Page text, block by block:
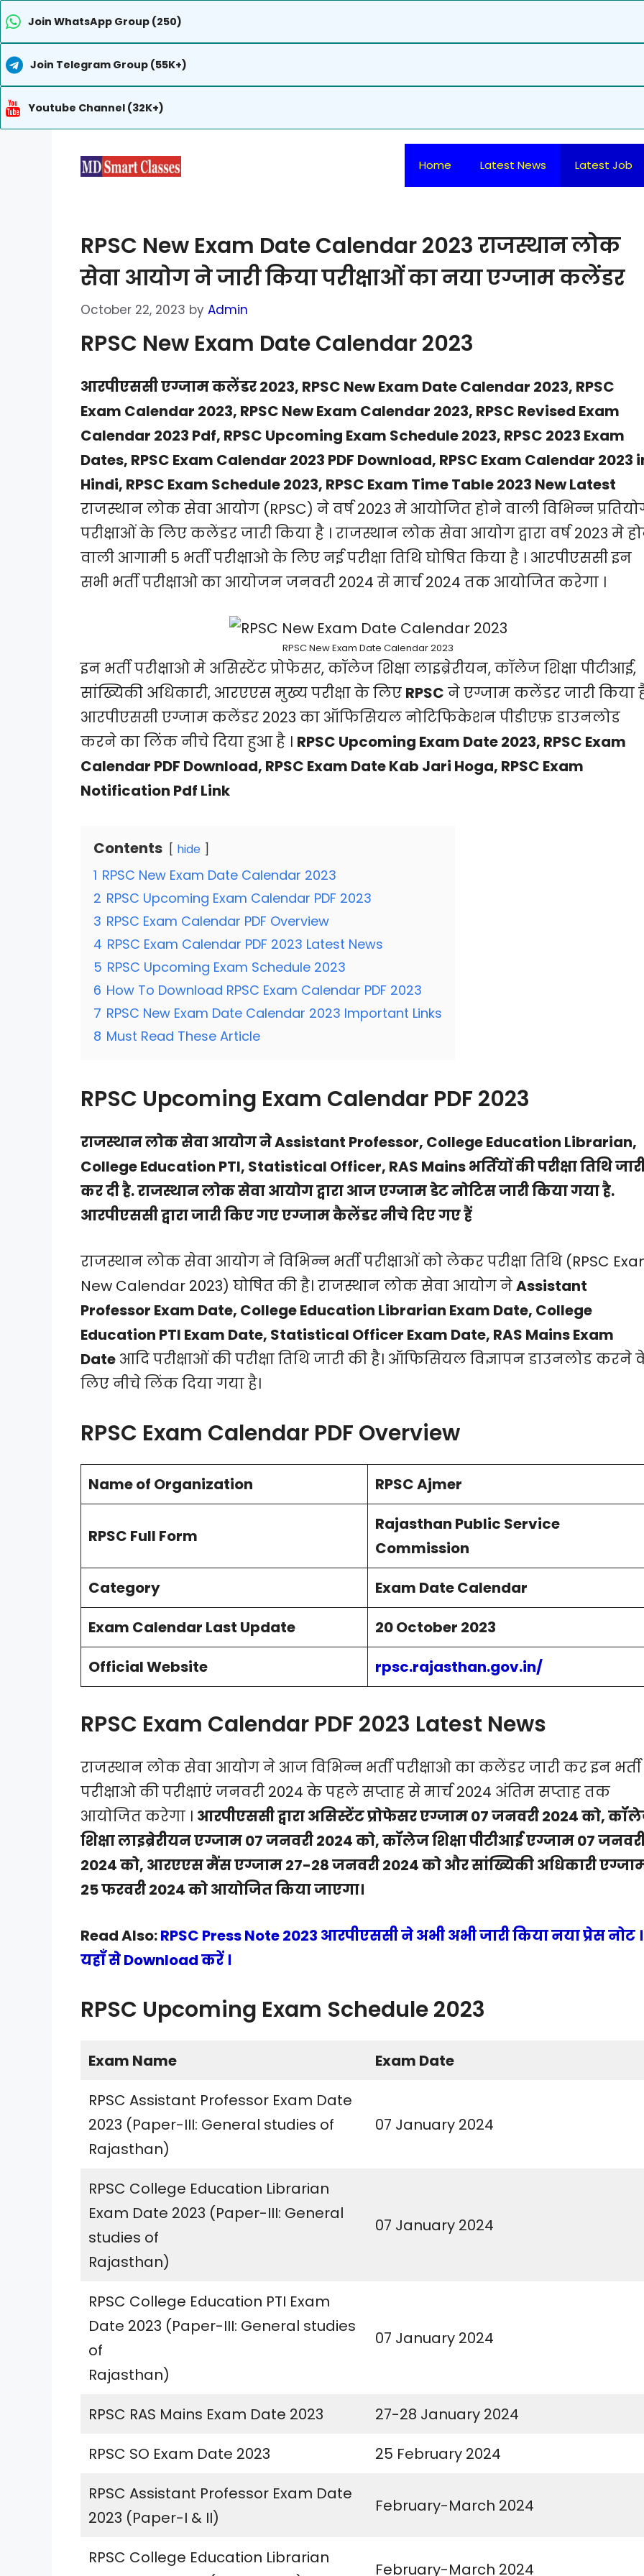
Join WhatsApp Group (250)
Join Telegram Group (55K+)
Youtube Channel (32K+)
Home Latest News Latest Job
RPSC New Exam Date Calendar 2023 राजस्थान लोक
सेवा आयोग ने जारी किया परीक्षाओं का नया एग्जाम कलेंडर
October 22, 2023 by Admin
RPSC New Exam Date Calendar 2023
आरपीएससी एग्जाम कलेंडर 2023, RPSC New Exam Date Calendar 2023, RPSC
Exam Calendar 2023, RPSC New Exam Calendar 2023, RPSC Revised Exam
Calendar 2023 Pdf, RPSC Upcoming Exam Schedule 2023, RPSC 2023 Exam
Dates, RPSC Exam Calendar 2023 PDF Download, RPSC Exam Calendar 2023
Hindi, RPSC Exam Schedule 2023, RPSC Exam Time Table 2023 New Latest
राजस्थान लोक सेवा आयोग (RPSC) ने वर्ष 2023 मे आयोजित होने वाली विभिन्न
परीक्षाओं के लिए कलेंडर जारी किया है । राजस्थान लोक सेवा आयोग द्वारा वर्ष 2023 मे
वाली आगामी 5 भर्ती परीक्षाओ के लिए नई परीक्षा तिथि घोषित किया है । आरपीएससी इन
सभी भर्ती परीक्षाओ का आयोजन जनवरी 2024 से मार्च 2024 तक आयोजित करेगा ।
RPSC New Exam Date Calendar 2023
इन भर्ती परीक्षाओ मे असिस्टेंट प्रोफेसर, कॉलेज शिक्षा लाइब्रेरीयन, कॉलेज शिक्षा पीटीआई,
सांख्यिकी अधिकारी, आरएएस मुख्य परीक्षा के लिए RPSC ने एग्जाम कलेंडर जारी किया
आरपीएससी एग्जाम कलेंडर 2023 का ऑफिसियल नोटिफिकेशन पीडीएफ़ डाउनलोड
करने का लिंक नीचे दिया हुआ है । RPSC Upcoming Exam Date 2023, RPSC Exam
Calendar PDF Download, RPSC Exam Date Kab Jari Hoga, RPSC Exam
Notification Pdf Link
Contents hide
1 RPSC New Exam Date Calendar 2023
2 RPSC Upcoming Exam Calendar PDF 2023
3 RPSC Exam Calendar PDF Overview
4 RPSC Exam Calendar PDF 2023 Latest News
5 RPSC Upcoming Exam Schedule 2023
6 How To Download RPSC Exam Calendar PDF 2023
7 RPSC New Exam Date Calendar 2023 Important Links
8 Must Read These Article
RPSC Upcoming Exam Calendar PDF 2023
राजस्थान लोक सेवा आयोग ने Assistant Professor, College Education Librarian,
College Education PTI, Statistical Officer, RAS Mains भर्तियों की परीक्षा तिथि
कर दी है. राजस्थान लोक सेवा आयोग द्वारा आज एग्जाम डेट नोटिस जारी किया गया है.
आरपीएससी द्वारा जारी किए गए एग्जाम कैलेंडर नीचे दिए गए हैं
राजस्थान लोक सेवा आयोग ने विभिन्न भर्ती परीक्षाओं को लेकर परीक्षा तिथि (RPSC
New Calendar 2023) घोषित की है। राजस्थान लोक सेवा आयोग नेAssistant
Professor Exam Date, College Education Librarian Exam Date, College
Education PTI Exam Date, Statistical Officer Exam Date, RAS MainsExam
Date आदि परीक्षाओं की परीक्षा तिथि जारी की है। ऑफिसियल विज्ञापन डाउनलोड करने
लिए नीचे लिंक दिया गया है।
RPSC Exam Calendar PDF Overview
Name of Organization RPSC Ajmer
RPSC Full Form
Rajasthan Public Service
Commission
Category
Exam Date Calendar
Exam Calendar Last Update
20 October 2023
Official Website
rpsc.rajasthan.gov.in/
RPSC Exam Calendar PDF 2023 Latest News
राजस्थान लोक सेवा आयोग ने आज विभिन्न भर्ती परीक्षाओ का कलेंडर जारी कर इन भर्ती
परीक्षाओ की परीक्षाएं जनवरी 2024 के पहले सप्ताह से मार्च 2024 अंतिम सप्ताह तक
आयोजित करेगा । आरपीएससी द्वारा असिस्टेंट प्रोफेसर एग्जाम 07 जनवरी 2024 को,
शिक्षा लाइब्रेरीयन एग्जाम 07 जनवरी 2024 को, कॉलेज शिक्षा पीटीआई एग्जाम 07
2024 को, आरएएस मैंस एग्जाम 27-28 जनवरी 2024 को और सांख्यिकी अधिकारी
25 फरवरी 2024 को आयोजित किया जाएगा।
Read Also:RPSC Press Note 2023 आरपीएससी ने अभी अभी जारी किया नया प्रेस नोट ।
यहाँ से Download करें ।
RPSC Upcoming Exam Schedule 2023
Exam Name
Exam Date
RPSC Assistant Professor Exam Date
2023 (Paper-III: General studies of
Rajasthan)
07 January 2024
RPSC College Education Librarian
Exam Date 2023 (Paper-III: General
studies of
Rajasthan)
07 January 2024
RPSC College Education PTI Exam
Date 2023 (Paper-III: General studies
of
Rajasthan)
07 January 2024
RPSC RAS Mains Exam Date 2023
27-28 January 2024
RPSC SO Exam Date 2023
25 February 2024
RPSC Assistant Professor Exam Date
2023 (Paper-I & II)
February-March 2024
RPSC College Education Librarian
February-March 2024